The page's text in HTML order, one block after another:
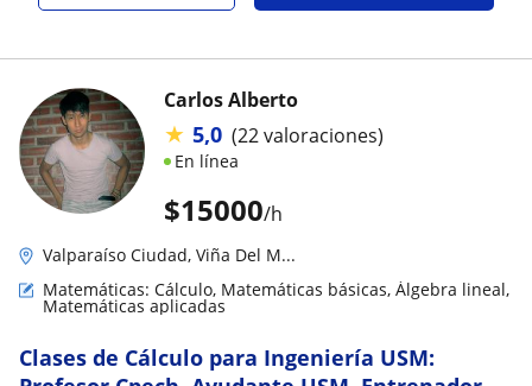
$15000/h
Carlos Alberto
★ 5,0 (22 valoraciones)
En línea
Valparaíso Ciudad, Viña Del M...
Matemáticas: Cálculo, Matemáticas básicas, Álgebra lineal,
Matemáticas aplicadas
Clases de Cálculo para Ingeniería USM: